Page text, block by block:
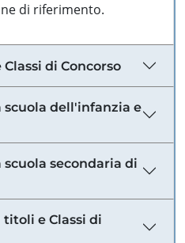
di riferimento.
di Concorso
scuola dell'infanzia e
secondaria di
e Classi di